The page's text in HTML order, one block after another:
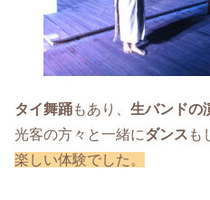
タイ舞踊もあり、 生バンドの
光客の方々と一緒にダンス も
楽しい体験でした。